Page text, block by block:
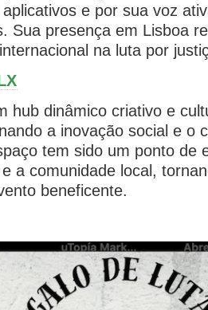
e por sua voz
Sua presença em Lisboa
na luta por
hub dinâmico criativo e
a inovação social e o
tem sido um ponto de
a comunidade local,
beneficente.